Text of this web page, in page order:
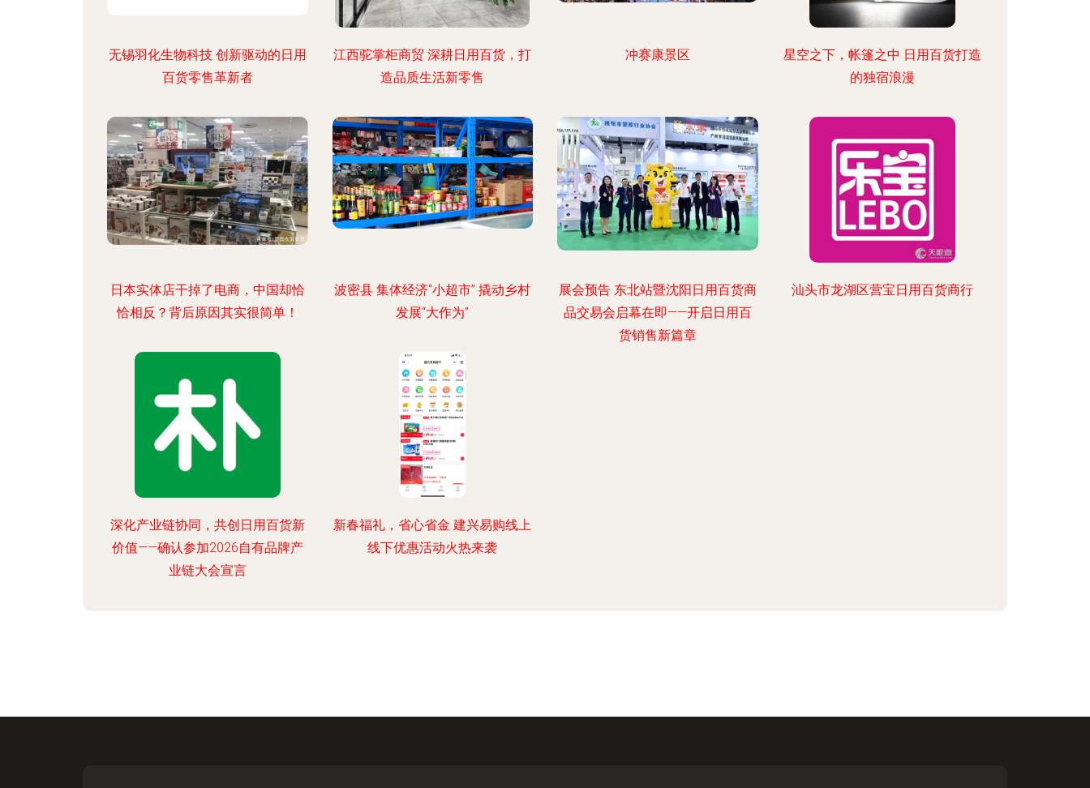
无锡羽化生物科技 创新驱动的日用
百货零售革新者
江西驼掌柜商贸 深耕日用百货，打
造品质生活新零售
冲赛康景区
星空之下，帐篷之中 日用百货打造
的独宿浪漫
日本实体店干掉了电商，中国却恰
恰相反？背后原因其实很简单！
波密县 集体经济“小超市” 撬动乡村
发展“大作为”
展会预告 东北站暨沈阳日用百货商
品交易会启幕在即——开启日用百
货销售新篇章
汕头市龙湖区营宝日用百货商行
深化产业链协同，共创日用百货新
价值——确认参加2026自有品牌产
业链大会宣言
新春福礼，省心省金 建兴易购线上
线下优惠活动火热来袭